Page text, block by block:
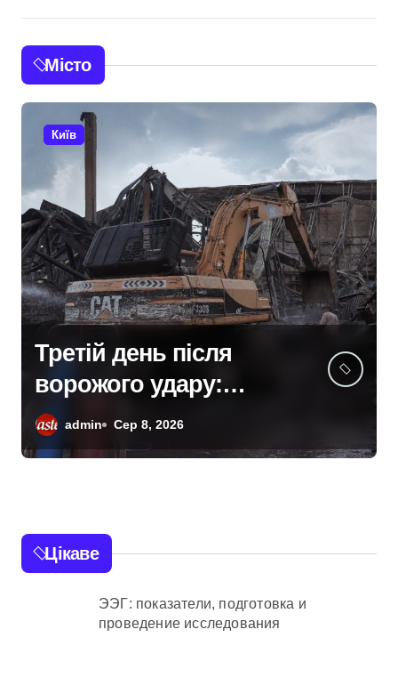
Місто
Київ
Правоохоронці
ліквідували
міжрегіональну групу,
що займалася
військових частин
Київщини та інших
областей
admin Сер 8, 2026
Цікаве
ЭЭГ: показатели, подготовка и
проведение исследования